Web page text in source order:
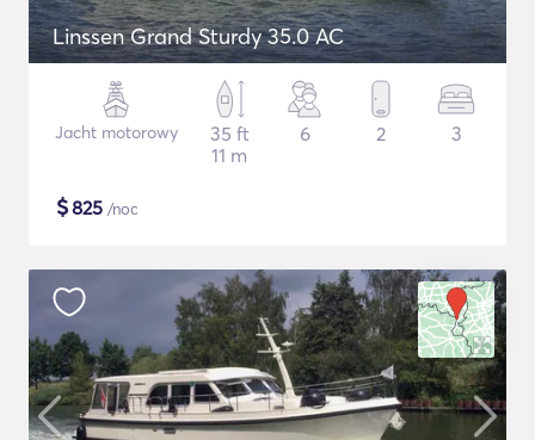
Linssen Grand Sturdy 35.0 AC
Jacht motorowy
35 ft
11 m
6 2 3
$825 /noc